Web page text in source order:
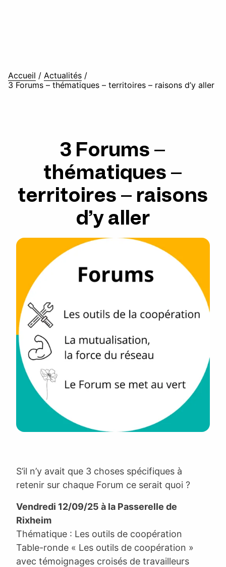
Accueil / Actualités /
3 Forums – thématiques – territoires – raisons d’y aller
3 Forums –
thématiques –
territoires – raisons
d’y aller
S’il n’y avait que 3 choses spécifiques à
retenir sur chaque Forum ce serait quoi ?
Vendredi 12/09/25 à la Passerelle de
Rixheim
Thématique : Les outils de coopération
Table-ronde « Les outils de coopération »
avec témoignages croisés de travailleurs